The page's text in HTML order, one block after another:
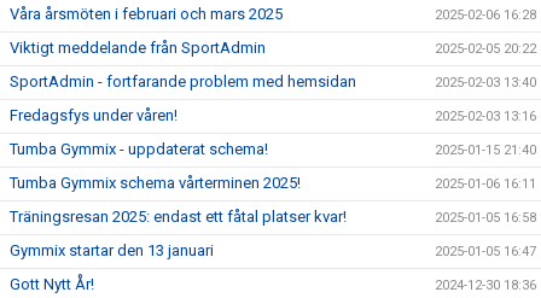
Våra årsmöten i februari och mars 2025 2025-02-06 16:28
Viktigt meddelande från SportAdmin 2025-02-05 20:22
SportAdmin - fortfarande problem med hemsidan 2025-02-03 13:40
Fredagsfys under våren! 2025-02-03 13:16
Tumba Gymmix - uppdaterat schema! 2025-01-15 21:40
Tumba Gymmix schema vårterminen 2025! 2025-01-06 16:11
Träningsresan 2025: endast ett fåtal platser kvar! 2025-01-05 16:58
Gymmix startar den 13 januari 2025-01-05 16:47
Gott Nytt År! 2024-12-30 18:36